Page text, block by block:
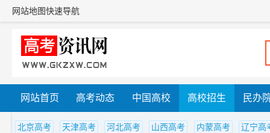
网站地图快速导航
网站首页 高考动态 中国高校 高校招生 民办
北京高考 天津高考 河北高考 山西高考 内蒙高考
辽宁高